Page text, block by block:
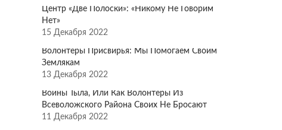
Центр «Две Полоски»: «Никому Не Говорим
Нет»
15 Декабря 2022
Волонтёры Присвирья: Мы Помогаем Своим
Землякам
13 Декабря 2022
Воины Тыла, Или Как Волонтёры Из
Всеволожского Района Своих Не Бросают
11 Декабря 2022